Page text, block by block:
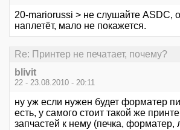
20-mariorussi > не слушайте ASDC,
наплетёт, мало не покажется.
Re: Принтер не печатает, почему?
blivit
22 - 23.08.2010 - 20:11
ну уж если нужен будет форматер
есть, у самого стоит такой же
запчастей к нему (печка, форматер,